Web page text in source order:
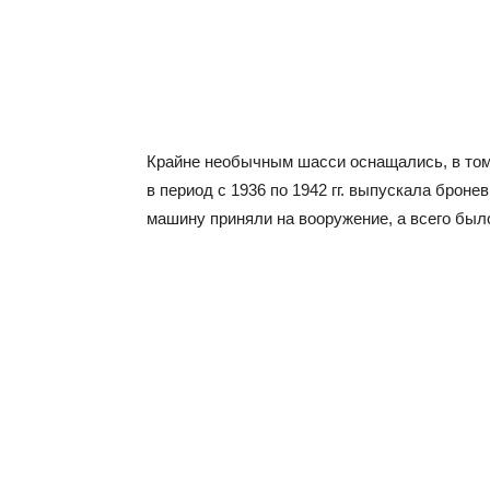
Крайне необычным шасси оснащались, в
в период с 1936 по 1942 гг. выпускала
машину приняли на вооружение, а всего